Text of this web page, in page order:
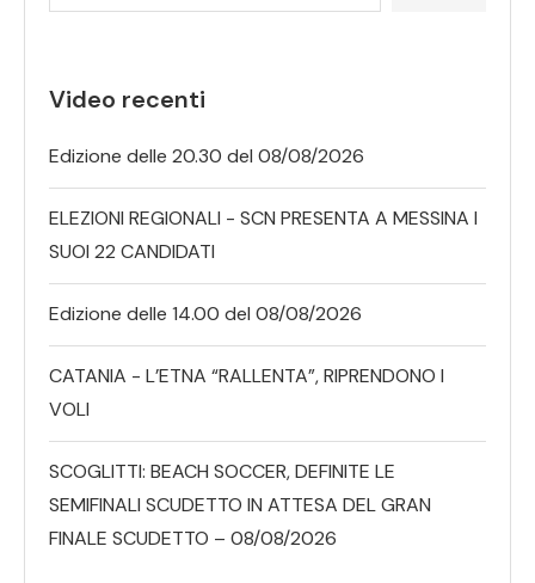
Video recenti
Edizione delle 20.30 del 08/08/2026
ELEZIONI REGIONALI - SCN PRESENTA A MESSINA I
SUOI 22 CANDIDATI
Edizione delle 14.00 del 08/08/2026
CATANIA - L’ETNA “RALLENTA”, RIPRENDONO I
VOLI
SCOGLITTI: BEACH SOCCER, DEFINITE LE
SEMIFINALI SCUDETTO IN ATTESA DEL GRAN
FINALE SCUDETTO – 08/08/2026